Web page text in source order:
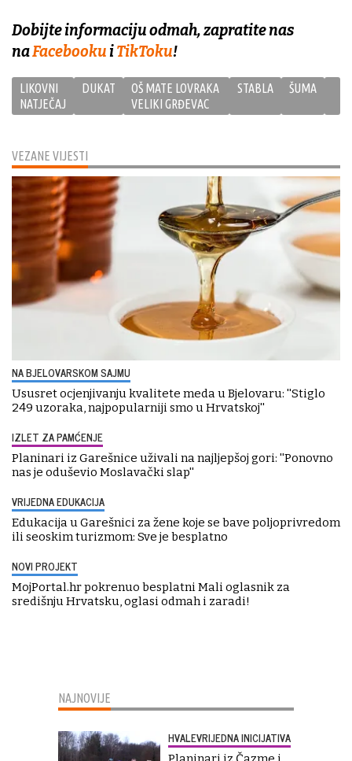
VEZANE VIJESTI
NA BJELOVARSKOM SAJMU
Ususret ocjenjivanju kvalitete meda u Bjelovaru: ''Stiglo
249 uzoraka, najpopularniji smo u Hrvatskoj''
IZLET ZA PAMĆENJE
Planinari iz Garešnice uživali na najljepšoj gori: ''Ponovno
nas je oduševio Moslavački slap''
VRIJEDNA EDUKACIJA
Edukacija u Garešnici za žene koje se bave poljoprivredom
ili seoskim turizmom: Sve je besplatno
NOVI PROJEKT
MojPortal.hr pokrenuo besplatni Mali oglasnik za
središnju Hrvatsku, oglasi odmah i zaradi!
Dobijte informaciju odmah, zapratite nas
naFacebookuiTikToku!
LIKOVNI
NATJEČAJ
DUKAT
OŠ MATE LOVRAKA
VELIKI GRĐEVAC
STABLA ŠUMA
NAJNOVIJE
HVALEVRIJEDNA INICIJATIVA